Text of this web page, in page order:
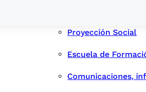
Proyección Social
Escuela de
Comunicaciones,